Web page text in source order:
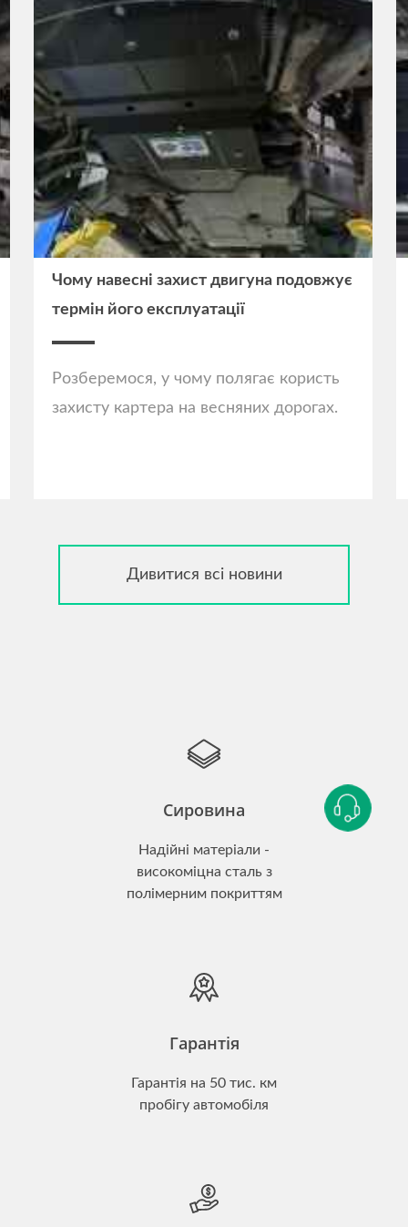
Чому навесні захист двигуна подовжує
термін його експлуатації
Розберемося, у чому полягає користь
захисту картера на весняних дорогах.
Дивитися всі новини
Сировина
Надійні матеріали -
високоміцна сталь з
полімерним покриттям
Гарантія
Гарантія на 50 тис. км
пробігу автомобіля